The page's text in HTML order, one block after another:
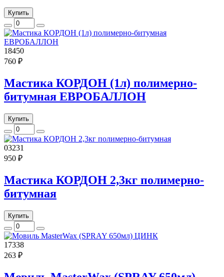
Купить
18450
760 ₽
Мастика КОРДОН (1л) полимерно-
битумная ЕВРОБАЛЛОН
Купить
03231
950 ₽
Мастика КОРДОН 2,3кг полимерно-
битумная
Купить
17338
263 ₽